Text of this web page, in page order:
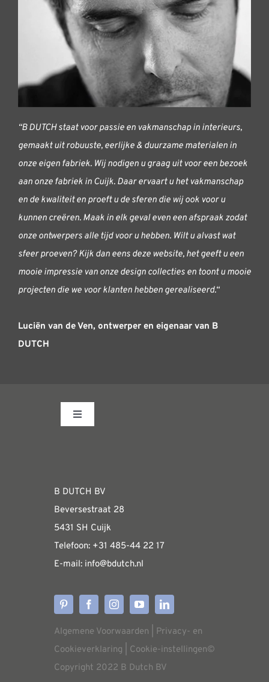
“B DUTCH staat voor passie en vakmanschap in interieurs,
gemaakt uit robuuste, eerlijke & duurzame materialen in
onze eigen fabriek. Wij nodigen u graag uit voor een bezoek
aan onze fabriek in Cuijk. Daar ervaart u het vakmanschap
en de kwaliteit en proeft u de sferen die wij ook voor u
kunnen creëren. Maak in elk geval even een afspraak zodat
onze ontwerpers alle tijd voor u hebben. Wilt u alvast wat
sfeer proeven? Kijk dan eens deze website, het geeft u een
mooie impressie van onze design collecties en toont u mooie
projecten die we voor klanten hebben gerealiseerd.“
Luciën van de Ven, ontwerper en eigenaar van B
DUTCH
Toggle
WEBSHOP
Algemene informatie &
Verzendkosten
Levertijden
Aflevering
B DUTCH BV
Beversestraat 28
5431 SH Cuijk
Telefoon: +31 485-44 22 17
E-mail: info@bdutch.nl
Algemene Voorwaarden
Privacy- en
Cookieverklaring
Cookie-instellingen©
Copyright 2022 B Dutch BV